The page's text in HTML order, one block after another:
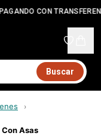
CON
Buscar
›
Asas